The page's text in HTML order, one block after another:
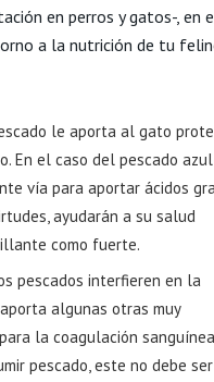
en perros y gatos-, en
a la nutrición de tu
le aporta al gato
En el caso del pescado
vía para aportar ácidos
ayudarán a su salud
como fuerte.
pescados interfieren en la
algunas otras muy
la coagulación
pescado, este no debe